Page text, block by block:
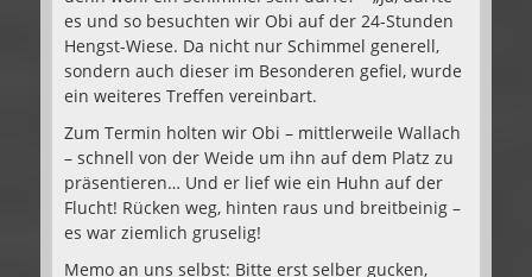
es und so besuchten wir Obi auf der 24-Stunden
Hengst-Wiese. Da nicht nur Schimmel generell,
sondern auch dieser im Besonderen gefiel, wurde
ein weiteres Treffen vereinbart.
Zum Termin holten wir Obi – mittlerweile Wallach
– schnell von der Weide um ihn auf dem Platz zu
präsentieren… Und er lief wie ein Huhn auf der
Flucht! Rücken weg, hinten raus und breitbeinig –
es war ziemlich gruselig!
Memo an uns selbst: Bitte erst selber gucken,